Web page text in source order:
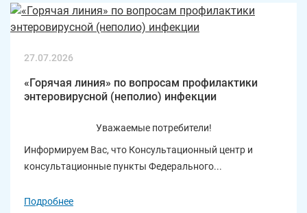
27.07.2026
«Горячая линия» по вопросам профилактики
энтеровирусной (неполио) инфекции
Уважаемые потребители!
Информируем Вас, что Консультационный центр и
консультационные пункты Федерального...
Подробнее